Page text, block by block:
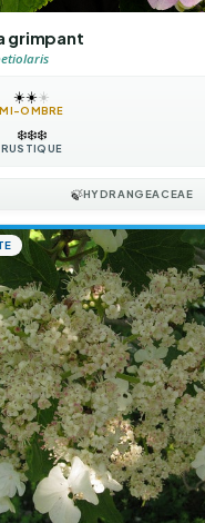
grimpant
☀️☀️☀️
MI-OMBRE
❄️❄️❄️
RUSTIQUE
🍃HYDRANGEACEAE